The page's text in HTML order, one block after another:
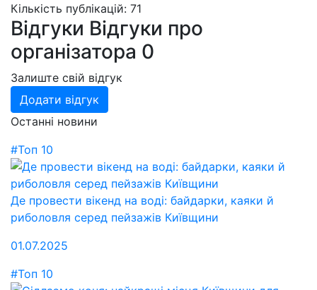
Кількість публікацій: 71
Відгуки Відгуки про
організатора 0
Залиште свій відгук
Додати відгук
Останні новини
#Топ 10
Де провести вікенд на воді: байдарки, каяки й
риболовля серед пейзажів Київщини
01.07.2025
#Топ 10